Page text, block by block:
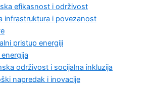
efikasnost i održivost
infrastruktura i povezanost
pristup energiji
održivost i socijalna inkluzija
napredak i inovacije